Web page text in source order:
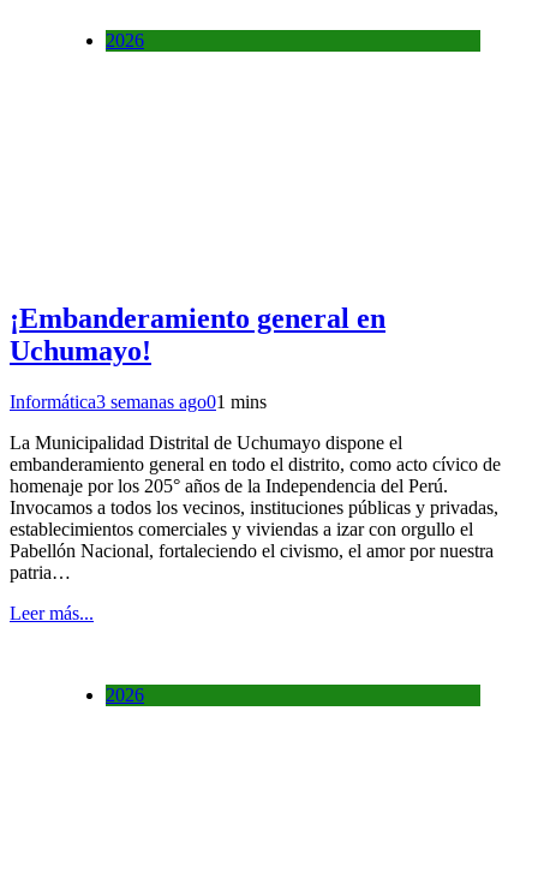
2026
¡Embanderamiento general en
Uchumayo!
Informática3 semanas ago01 mins
La Municipalidad Distrital de Uchumayo dispone el
embanderamiento general en todo el distrito, como acto cívico de
homenaje por los 205° años de la Independencia del Perú.
Invocamos a todos los vecinos, instituciones públicas y privadas,
establecimientos comerciales y viviendas a izar con orgullo el
Pabellón Nacional, fortaleciendo el civismo, el amor por nuestra
patria…
Leer más...
2026